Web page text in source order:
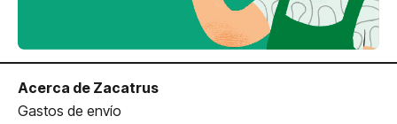
Acerca de Zacatrus
Gastos de envío